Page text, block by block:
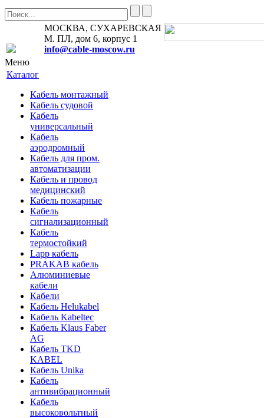
МОСКВА, СУХАРЕВСКАЯ
М. ПЛ, дом 6, корпус 1
info@cable-moscow.ru
Меню
Каталог
Кабель монтажный
Кабель судовой
Кабель
универсальный
Кабель
аэродромный
Кабель для пром.
автоматизации
Кабель и провод
медицинский
Кабель пожарные
Кабель
сигнализационный
Кабель
термостойкий
Lapp кабель
PRAKAB кабель
Алюминиевые
кабели
Кабели
Кабель Helukabel
Кабель Kabeltec
Кабель Klaus Faber
AG
Кабель TKD
KABEL
Кабель Unika
Кабель
антивибрационный
Кабель
высоковольтный